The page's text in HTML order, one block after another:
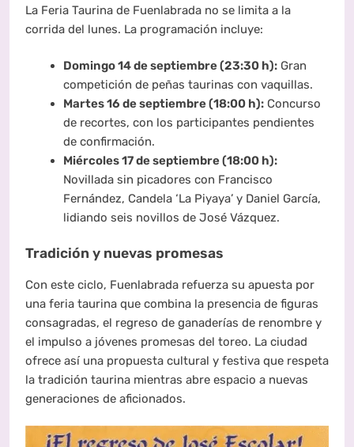
La Feria Taurina de Fuenlabrada no se limita a la
corrida del lunes. La programación incluye:
Domingo 14 de septiembre (23:30 h):Gran
competición de peñas taurinas con vaquillas.
Martes 16 de septiembre (18:00 h):Concurso
de recortes, con los participantes pendientes
de confirmación.
Miércoles 17 de septiembre (18:00 h):
Novillada sin picadores con Francisco
Fernández, Candela ‘La Piyaya’ y Daniel García,
lidiando seis novillos de José Vázquez.
Tradición y nuevas promesas
Con este ciclo, Fuenlabrada refuerza su apuesta por
una feria taurina que combina la presencia de figuras
consagradas, el regreso de ganaderías de renombre y
el impulso a jóvenes promesas del toreo. La ciudad
ofrece así una propuesta cultural y festiva que respeta
la tradición taurina mientras abre espacio a nuevas
generaciones de aficionados.